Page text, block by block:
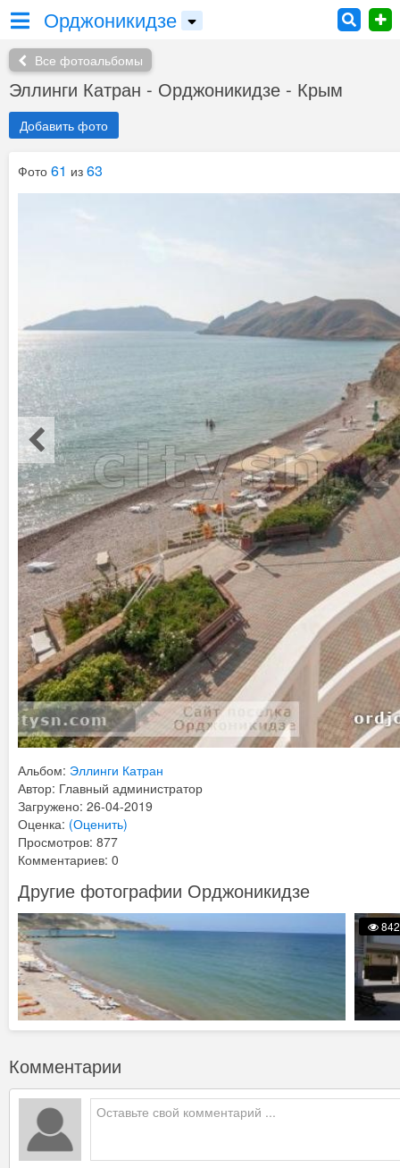
Орджоникидзе
Все фотоальбомы
Эллинги Катран - Орджоникидзе - Крым
Добавить фото
Фото 61 из 63
Альбом: Эллинги Катран
Автор: Главный администратор
Загружено: 26-04-2019
Оценка: (Оценить)
Просмотров: 877
Комментариев: 0
Другие фотографии Орджоникидзе
842
Комментарии